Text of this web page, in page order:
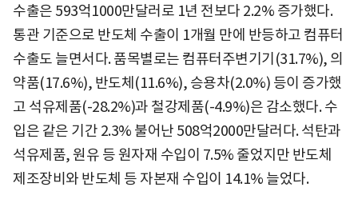
수출은 593억1000만달러로 1년 전보다 2.2% 증가했다.
통관 기준으로 반도체 수출이 1개월 만에 반등하고 컴퓨터
수출도 늘면서다. 품목별로는 컴퓨터주변기기(31.7%), 의
약품(17.6%), 반도체(11.6%), 승용차(2.0%) 등이 증가했
고 석유제품(-28.2%)과 철강제품(-4.9%)은 감소했다. 수
입은 같은 기간 2.3% 불어난 508억2000만달러다. 석탄과
석유제품, 원유 등 원자재 수입이 7.5% 줄었지만 반도체
제조장비와 반도체 등 자본재 수입이 14.1% 늘었다.